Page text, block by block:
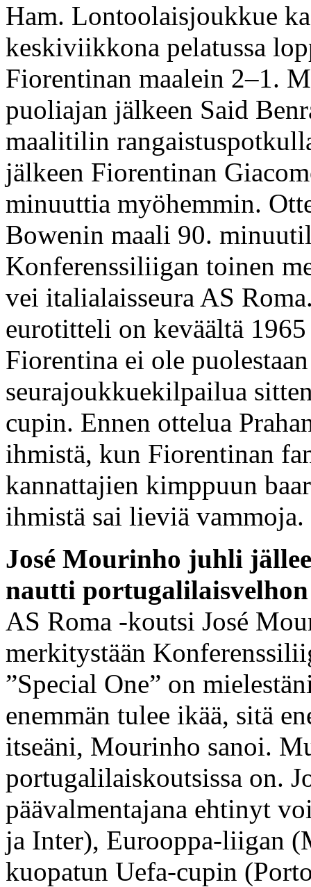
Ham. Lontoolaisjoukkue
keskiviikkona pelatussa
Fiorentinan maalein 2–1.
puoliajan jälkeen Said
maalitilin
jälkeen Fiorentinan
minuuttia myöhemmin.
Bowenin maali 90.
Konferenssiliigan toinen
vei italialaisseura AS
eurotitteli on keväältä
Fiorentina ei ole
seurajoukkuekilpailua
cupin. Ennen ottelua
ihmistä, kun Fiorentinan
kannattajien kimppuun
ihmistä sai lieviä vammoja.
José Mourinho juhli
nautti
AS Roma -koutsi José
merkitystään
”Special One” on
enemmän tulee ikää, sitä
itseäni, Mourinho sanoi.
portugalilaiskoutsissa on.
päävalmentajana ehtinyt
ja Inter), Eurooppa-liigan
kuopatun Uefa-cupin